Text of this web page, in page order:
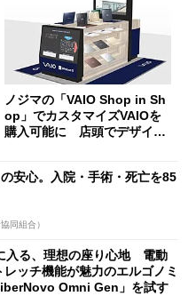
ノジマの「VAIO Shop in Sh
op」でカスタマイズVAIOを
購入可能に 店頭でデザイン
安心。入院・手術・死亡を85
同組合）
入る、理想の座り心地 電動
ッチ機能が魅力のエルゴノミ
Omni Gen」を試す